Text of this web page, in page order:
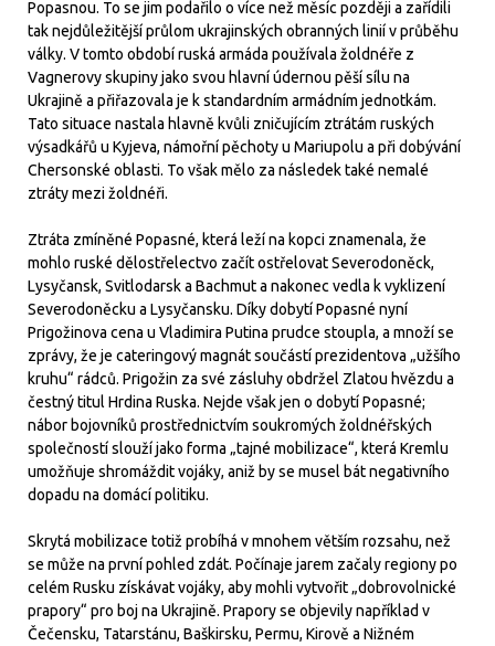
Popasnou. To se jim podařilo o více než měsíc později a zařídili
tak nejdůležitější průlom ukrajinských obranných linií v průběhu
války. V tomto období ruská armáda používala žoldnéře z
Vagnerovy skupiny jako svou hlavní údernou pěší sílu na
Ukrajině a přiřazovala je k standardním armádním jednotkám.
Tato situace nastala hlavně kvůli zničujícím ztrátám ruských
výsadkářů u Kyjeva, námořní pěchoty u Mariupolu a při dobývání
Chersonské oblasti. To však mělo za následek také nemalé
ztráty mezi žoldnéři.
Ztráta zmíněné Popasné, která leží na kopci znamenala, že
mohlo ruské dělostřelectvo začít ostřelovat Severodoněck,
Lysyčansk, Svitlodarsk a Bachmut a nakonec vedla k vyklizení
Severodoněcku a Lysyčansku. Díky dobytí Popasné nyní
Prigožinova cena u Vladimira Putina prudce stoupla, a množí se
zprávy, že je cateringový magnát součástí prezidentova „užšího
kruhu“ rádců. Prigožin za své zásluhy obdržel Zlatou hvězdu a
čestný titul Hrdina Ruska. Nejde však jen o dobytí Popasné;
nábor bojovníků prostřednictvím soukromých žoldnéřských
společností slouží jako forma „tajné mobilizace“, která Kremlu
umožňuje shromáždit vojáky, aniž by se musel bát negativního
dopadu na domácí politiku.
Skrytá mobilizace totiž probíhá v mnohem větším rozsahu, než
se může na první pohled zdát. Počínaje jarem začaly regiony po
celém Rusku získávat vojáky, aby mohli vytvořit „dobrovolnické
prapory“ pro boj na Ukrajině. Prapory se objevily například v
Čečensku, Tatarstánu, Baškirsku, Permu, Kirově a Nižném